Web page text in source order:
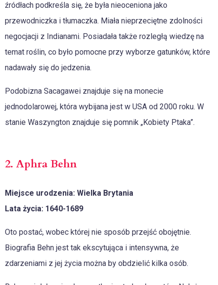
źródłach podkreśla się, że była nieoceniona jako
przewodniczka i tłumaczka. Miała nieprzeciętne zdolności
negocjacji z Indianami. Posiadała także rozległą wiedzę na
temat roślin, co było pomocne przy wyborze gatunków, które
nadawały się do jedzenia.
Podobizna Sacagawei znajduje się na monecie
jednodolarowej, która wybijana jest w USA od 2000 roku. W
stanie Waszyngton znajduje się pomnik „Kobiety Ptaka”.
2. Aphra Behn
Miejsce urodzenia: Wielka Brytania
Lata życia: 1640-1689
Oto postać, wobec której nie sposób przejść obojętnie.
Biografia Behn jest tak ekscytująca i intensywna, że
zdarzeniami z jej życia można by obdzielić kilka osób.